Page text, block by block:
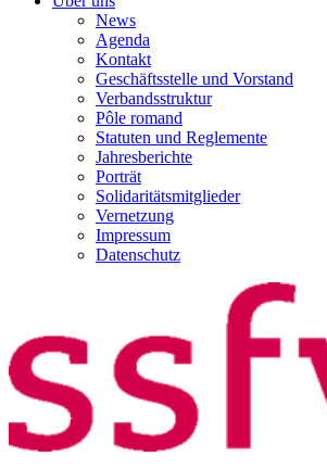
News
Agenda
Kontakt
Geschäftsstelle und Vorstand
Verbandsstruktur
Pôle romand
Statuten und Reglemente
Jahresberichte
Porträt
Solidaritätsmitglieder
Vernetzung
Impressum
Datenschutz